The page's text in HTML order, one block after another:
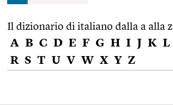
Il dizionario di italiano dalla a alla z
A B C D E F G H I J K L
R S T U V W X Y Z